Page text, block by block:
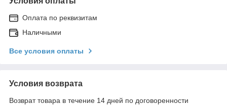
Оплата по реквизитам
Наличными
Все условия оплаты
Условия возврата
Возврат товара в течение 14 дней по договоренности